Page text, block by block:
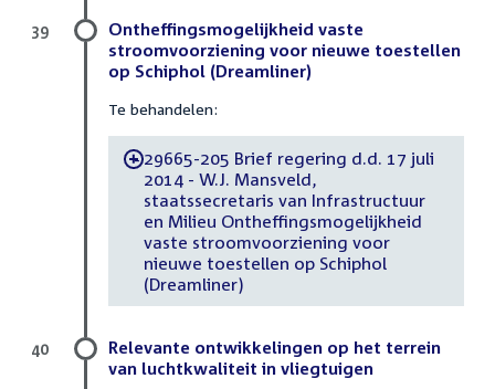
Ontheffingsmogelijkheid vaste
stroomvoorziening voor nieuwe toestellen
op Schiphol (Dreamliner)
Te behandelen:
-29665-205 Brief regering d.d. 17 juli
2014 - W.J. Mansveld,
staatssecretaris van Infrastructuur
en Milieu Ontheffingsmogelijkheid
vaste stroomvoorziening voor
nieuwe toestellen op Schiphol
(Dreamliner)
39
Relevante ontwikkelingen op het terrein
van luchtkwaliteit in vliegtuigen
40